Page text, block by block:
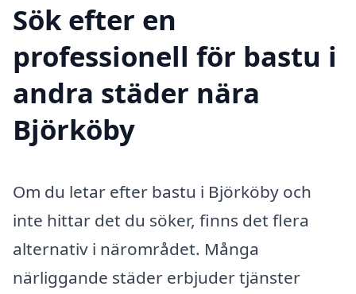
Sök efter en
professionell för bastu i
andra städer nära
Björköby
Om du letar efter bastu i Björköby och
inte hittar det du söker, finns det flera
alternativ i närområdet. Många
närliggande städer erbjuder tjänster